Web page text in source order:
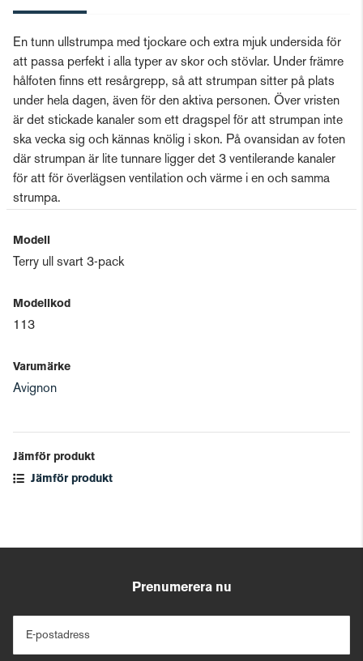
En tunn ullstrumpa med tjockare och extra mjuk undersida för
att passa perfekt i alla typer av skor och stövlar. Under främre
hålfoten finns ett resårgrepp, så att strumpan sitter på plats
under hela dagen, även för den aktiva personen. Över vristen
är det stickade kanaler som ett dragspel för att strumpan inte
ska vecka sig och kännas knölig i skon. På ovansidan av foten
där strumpan är lite tunnare ligger det 3 ventilerande kanaler
för att för överlägsen ventilation och värme i en och samma
strumpa.
Modell
Terry ull svart 3-pack
Modellkod
113
Varumärke
Avignon
Jämför produkt
Jämför produkt
Prenumerera nu
E-postadress